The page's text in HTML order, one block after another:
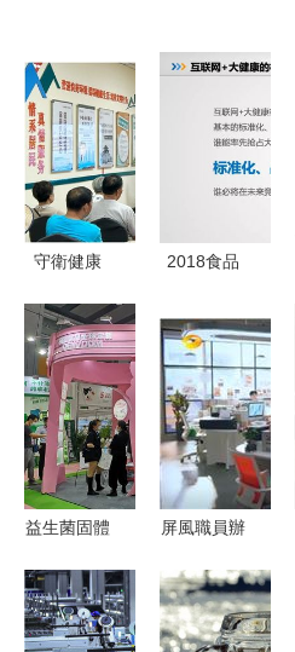
守衛健康
我市心腦血
管疾病專家
健康咨詢活
動圓滿舉行
2018食品
健康發展趨
勢報告 食
品從業者的
戰略指南
益生菌固體
代加工 美
博會健康品
屏風職員辦
員工健康，
提升工作效